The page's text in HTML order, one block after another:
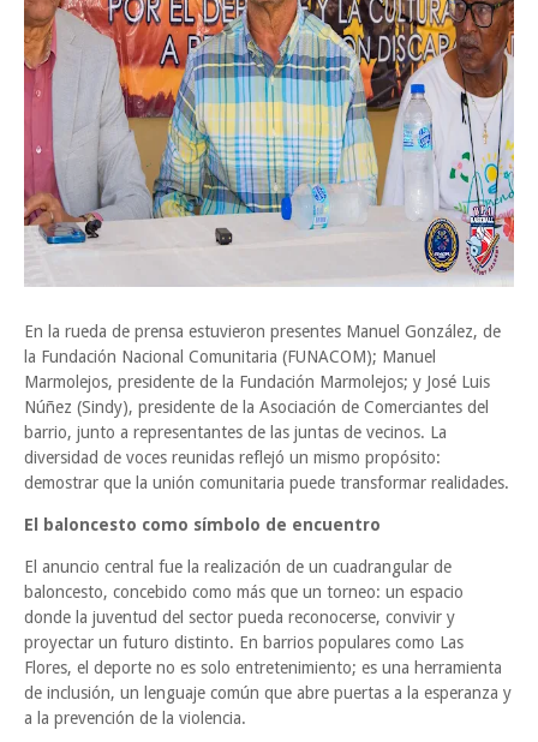
En la rueda de prensa estuvieron presentes Manuel González, de
la Fundación Nacional Comunitaria (FUNACOM); Manuel
Marmolejos, presidente de la Fundación Marmolejos; y José Luis
Núñez (Sindy), presidente de la Asociación de Comerciantes del
barrio, junto a representantes de las juntas de vecinos. La
diversidad de voces reunidas reflejó un mismo propósito:
demostrar que la unión comunitaria puede transformar realidades.
El baloncesto como símbolo de encuentro
El anuncio central fue la realización de un cuadrangular de
baloncesto, concebido como más que un torneo: un espacio
donde la juventud del sector pueda reconocerse, convivir y
proyectar un futuro distinto. En barrios populares como Las
Flores, el deporte no es solo entretenimiento; es una herramienta
de inclusión, un lenguaje común que abre puertas a la esperanza y
a la prevención de la violencia.